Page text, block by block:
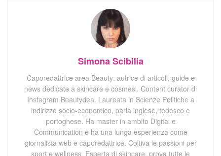
Simona Scibilia
Caporedattrice area Beauty: autrice di articoli, guide e
news dedicate a skincare e cosmesi. Content curator di
Instagram Beautydea. Laureata in Scienze Politiche a
indirizzo socio-economico, parla inglese, tedesco e
portoghese. Ha master in ambito Digital e
Communication e ha una lunga esperienza come
giornalista web e caporedattrice. Coltiva le passioni per
sport e wellness. Esperta di skincare, prova tutte le